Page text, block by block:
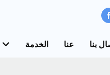
الخدمة عنا بنا